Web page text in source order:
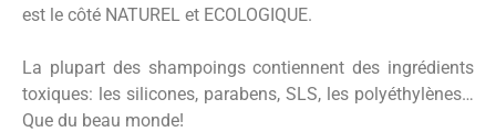
est le côté NATUREL et ECOLOGIQUE.
La plupart des shampoings contiennent des ingrédients
toxiques: les silicones, parabens, SLS, les polyéthylènes…
Que du beau monde!